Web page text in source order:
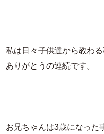
私は日々子供達から教わ
ありがとうの連続です。
お兄ちゃんは3歳になった